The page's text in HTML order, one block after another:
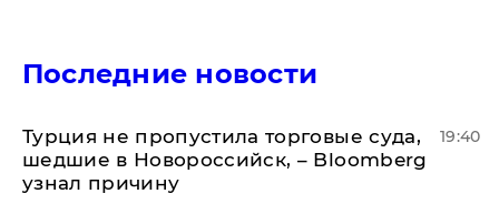
Последние новости
Турция не пропустила торговые суда,
шедшие в Новороссийск, – Bloomberg
узнал причину
19:40